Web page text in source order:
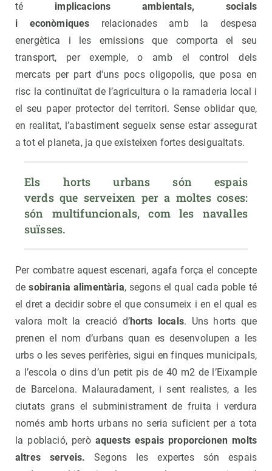
té implicacions ambientals, socials
i econòmiques relacionades amb la despesa
energètica i les emissions que comporta el seu
transport, per exemple, o amb el control dels
mercats per part d'uns pocs oligopolis, que posa en
risc la continuïtat de l’agricultura o la ramaderia local i
el seu paper protector del territori. Sense oblidar que,
en realitat, l’abastiment segueix sense estar assegurat
a tot el planeta, ja que existeixen fortes desigualtats.
Els horts urbans són espais
verds que serveixen per a moltes coses:
són multifuncionals, com les navalles
suïsses.
Per combatre aquest escenari, agafa força el concepte
desobirania alimentària, segons el qual cada poble té
el dret a decidir sobre el que consumeix i en el qual es
valora molt la creació d’horts locals. Uns horts que
prenen el nom d’urbans quan es desenvolupen a les
urbs o les seves perifèries, sigui en finques municipals,
a l’escola o dins d’un petit pis de 40 m2 de l’Eixample
de Barcelona. Malauradament, i sent realistes, a les
ciutats grans el subministrament de fruita i verdura
només amb horts urbans no seria suficient per a tota
la població, però aquests espais proporcionen molts
altres serveis.Segons les expertes són espais